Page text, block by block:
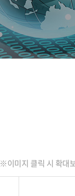
※이미지 클릭 시 확대